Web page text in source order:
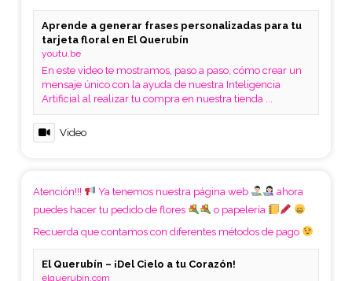
Aprende a generar frases personalizadas para tu
tarjeta floral en El Querubín
youtu.be
En este video te mostramos, paso a paso, cómo crear un
mensaje único con la ayuda de nuestra Inteligencia
Artificial al realizar tu compra en nuestra tienda ...
Video
Atención!!! Ya tenemos nuestra página web
ahora
puedes hacer tu pedido de flores
o papelería
Recuerda que contamos con diferentes métodos de pago
El Querubín – ¡Del Cielo a tu Corazón!
elquerubin.com